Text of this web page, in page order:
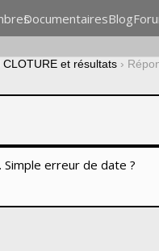
DocumentairesBlog
CLOTURE et résultats ›
erreur de date ?